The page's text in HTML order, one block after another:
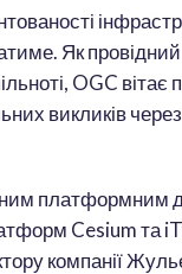
Як
OGC вітає
викликів через
платформним
Cesium та
компанії